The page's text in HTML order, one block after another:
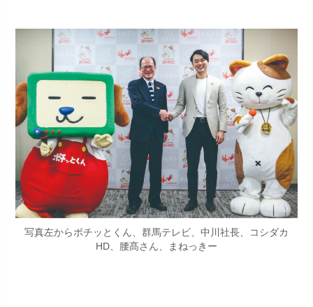
写真左からポチッとくん、群馬テレビ、中川社長、コシダカ
HD、腰髙さん、まねっきー